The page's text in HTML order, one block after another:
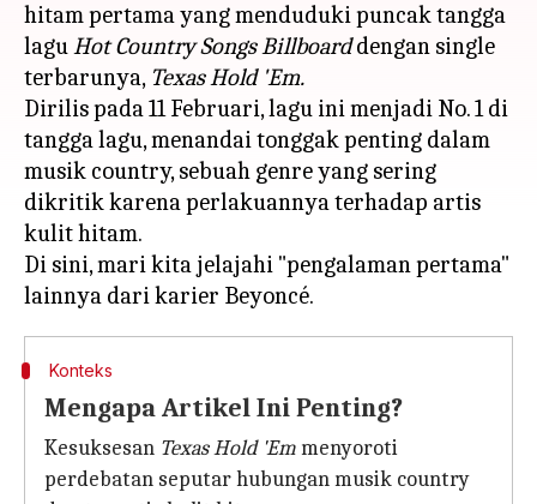
hitam pertama yang menduduki puncak tangga
laguHot Country Songs Billboarddengan single
terbarunya, Texas Hold 'Em.
Dirilis pada 11 Februari, lagu ini menjadi No. 1 di
tangga lagu, menandai tonggak penting dalam
musik country, sebuah genre yang sering
dikritik karena perlakuannya terhadap artis
kulit hitam.
Di sini, mari kita jelajahi "pengalaman pertama"
Konteks
Mengapa Artikel Ini Penting?
Kesuksesan Texas Hold 'Emmenyoroti
perdebatan seputar hubungan musik country